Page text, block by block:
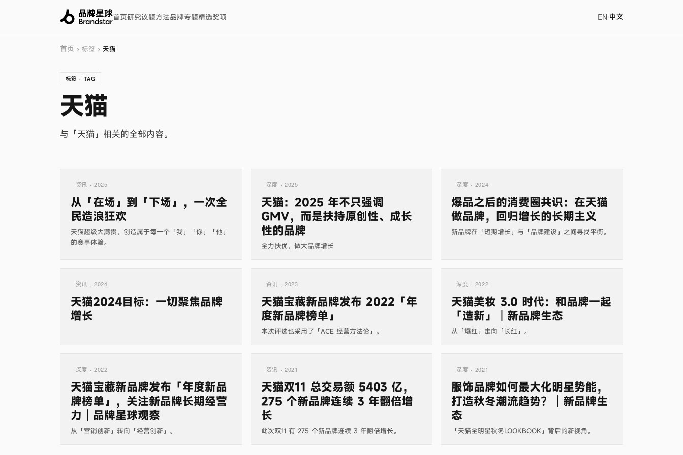
首页研究议题方法品牌专题精选奖项 EN 中文
首页 › 标签 › 天猫
标签 · TAG
天猫
与「天猫」相关的全部内容。
资讯 · 2025
从「在场」到「下场」，一次全
民造浪狂欢
天猫超级大满贯，创造属于每一个「我」「你」「他」
的赛事体验。
深度 · 2025
天猫：2025 年不只强调
GMV，而是扶持原创性、成长
性的品牌
全力扶优，做大品牌增长
深度 · 2024
爆品之后的消费圈共识：在天猫
做品牌，回归增长的长期主义
新品牌在「短期增长」与「品牌建设」之间寻找平衡。
资讯 · 2024
天猫2024目标：一切聚焦品牌
增长
资讯 · 2023
天猫宝藏新品牌发布 2022「年
度新品牌榜单」
本次评选也采用了「ACE 经营方法论」。
深度 · 2022
天猫美妆 3.0 时代：和品牌一起
「造新」｜新品牌生态
从「爆红」走向「长红」。
深度 · 2022
天猫宝藏新品牌发布「年度新品
牌榜单」，关注新品牌长期经营
力｜品牌星球观察
从「营销创新」转向「经营创新」。
资讯 · 2021
天猫双11 总交易额 5403 亿，
275 个新品牌连续 3 年翻倍增
长
此次双11 有 275 个新品牌连续 3 年翻倍增长。
深度 · 2021
服饰品牌如何最大化明星势能，
打造秋冬潮流趋势？｜新品牌生
态
「天猫全明星秋冬LOOKBOOK」背后的新视角。